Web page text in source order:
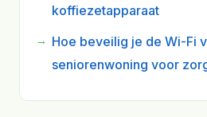
koffiezetapparaat
Hoe beveilig je de Wi-Fi
seniorenwoning voor